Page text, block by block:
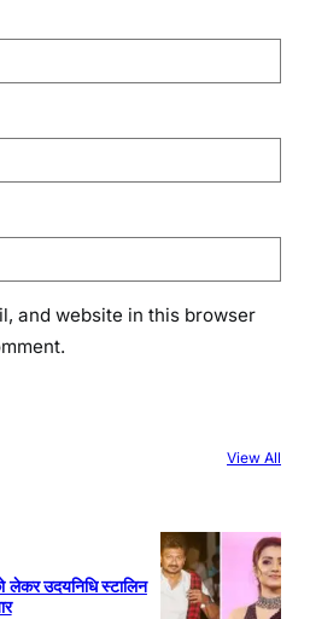
and website in this browser
View All
लेकर उदयनिधि स्टालिन